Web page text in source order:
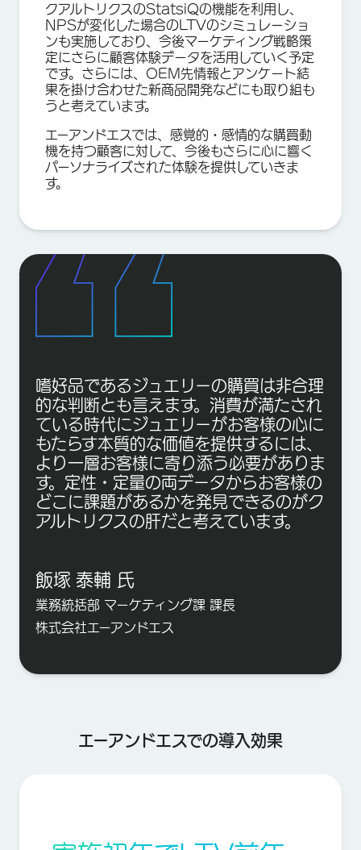
クアルトリクスのStatsiQの機能を利用し、
NPSが変化した場合のLTVのシミュレーショ
ンも実施しており、今後マーケティング戦略策
定にさらに顧客体験データを活用していく予定
です。さらには、OEM先情報とアンケート結
果を掛け合わせた新商品開発などにも取り組も
うと考えています。
エーアンドエスでは、感覚的・感情的な購買動
機を持つ顧客に対して、今後もさらに心に響く
パーソナライズされた体験を提供していきま
す。
嗜好品であるジュエリーの購買は非合理
的な判断とも言えます。消費が満たされ
ている時代にジュエリーがお客様の心に
もたらす本質的な価値を提供するには、
より一層お客様に寄り添う必要がありま
す。定性・定量の両データからお客様の
どこに課題があるかを発見できるのがク
アルトリクスの肝だと考えています。
飯塚 泰輔 氏
業務統括部 マーケティング課 課長
株式会社エーアンドエス
エーアンドエスでの導入効果